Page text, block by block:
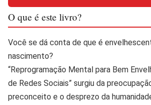
O que é este livro?
Você se dá conta de que é
nascimento?
“Reprogramação Mental para Bem
de Redes Sociais” surgiu da
preconceito e o desprezo da